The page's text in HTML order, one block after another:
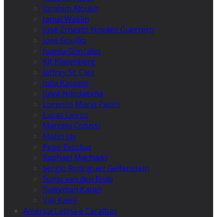
Ibrahim Aloush
Jamal Wakim
José Ernesto Nováez Guerrero
José Goulão
Juanlu González
Kit Klarenberg
Jeffrey St. Clair
Julia Kassem
Julya Nikolaevna
Lorenzo Maria Pacini
Lucas Leiroz
Marcelo Colussi
Matin Jay
Pepe Escobar
Raphael Machado
Sergio Rodríguez Gelfenstein
Sonja van den Ende
Suleyman Karan
Vali Kaleji
América Latina e Caraíbas